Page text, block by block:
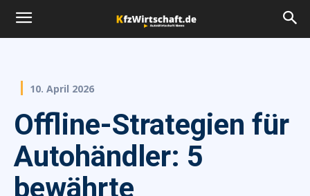
10. April 2026
Offline-Strategien für
Autohändler: 5
bewährte